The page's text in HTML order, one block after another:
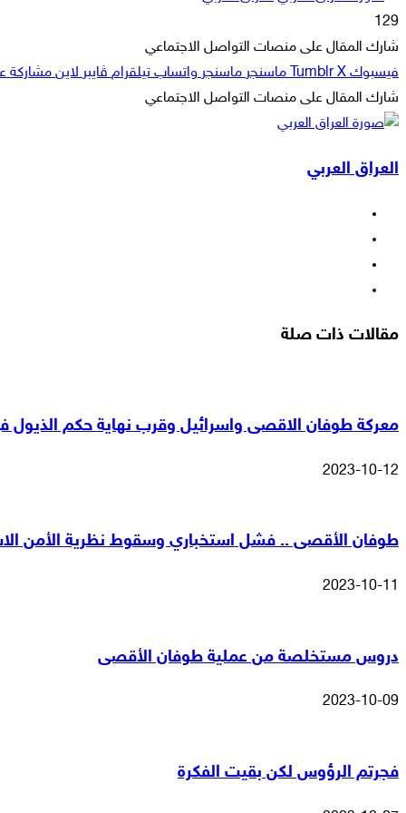
إلكترونيا
129
شارك المقال على منصات التواصل الاجتماعي
فيسبوك ‫X ماسنجر ماسنجر واتساب تيلقرام ڤايبر لاين مشاركة
شارك المقال على منصات التواصل الاجتماعي
فيسبوك
‫X
ماسنجر
ماسنجر
واتساب
تيلقرام
ڤايبر
لاين
مشاركة
البريد
طباعة
العراق العربي
مقالات ذات صلة
معركة طوفان الاقصى واسرائيل وقرب نهاية حكم الذيول
2023-10-12
طوفان الأقصى .. فشل استخباري وسقوط نظرية الأمن
2023-10-11
دروس مستخلصة من عملية طوفان الأقصى
2023-10-09
فجرتم الرؤوس لكن بقيت الفكرة